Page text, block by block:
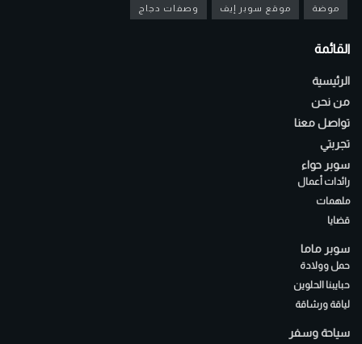
موضة موقع سوبر إيف وصفات دجاج
القائمة
الرئيسية
من نحن
تواصل معنا
تجربتي
سوبر حواء
رائدات أعمال
ملهمات
قضايا
سوبر ماما
حمل وولادة
حبايبنا الحلوين
لياقة ورشاقة
سياحة وسفر